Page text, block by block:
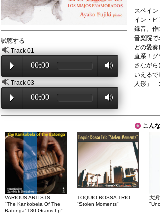
試聴する
Track 01
00:00
Track 03
00:00
スペイ
イン・
録音。作
音楽院で
どの愛
直系！グ
さなが
いえる
人形」
こん
VARIOUS ARTISTS
"The Kankobela Of The
Batonga’ 180 Grams Lp"
TOQUIO BOSSA TRIO
"Stolen Moments"
大